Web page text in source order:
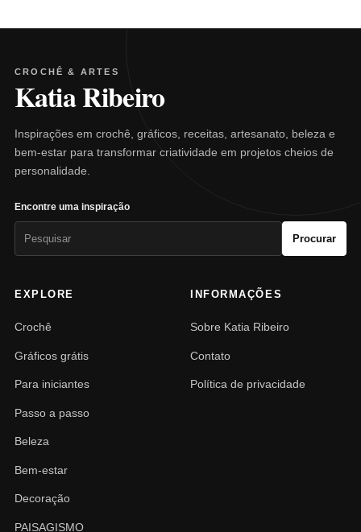
CROCHÊ & ARTES
Katia Ribeiro
Inspirações em crochê, gráficos, receitas, artesanato, beleza e
bem-estar para transformar criatividade em projetos cheios de
personalidade.
Encontre uma inspiração
Procurar
EXPLORE
Crochê
Gráficos grátis
Para iniciantes
Passo a passo
Beleza
Bem-estar
Decoração
PAISAGISMO
INFORMAÇÕES
Sobre Katia Ribeiro
Contato
Política de privacidade